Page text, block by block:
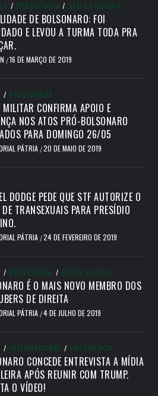
/ PRESIDÊNCIA / SEM CATEGORIA
DE BOLSONARO: FOI
E LEVOU A TURMA TODA PRA
/16 DE MARÇO DE 2019
/ PRESIDÊNCIA
MILITAR CONFIRMA APOIO E
NOS ATOS PRÓ-BOLSONARO
PARA DOMINGO 26/05
PÁTRIA /20 DE MAIO DE 2019
DODGE PEDE QUE STF AUTORIZE O
DE TRANSEXUAIS PARA PRESÍDIO
PÁTRIA /24 DE FEVEREIRO DE 2019
/ PRESIDÊNCIA / REDES SOCIAIS
É O MAIS NOVO MEMBRO DOS
DE DIREITA
PÁTRIA /4 DE JULHO DE 2019
/ INTERNACIONAL / PRESIDÊNCIA
CONCEDE ENTREVISTA A MÍDIA
APÓS REUNIR COM TRUMP.
O VÍDEO!